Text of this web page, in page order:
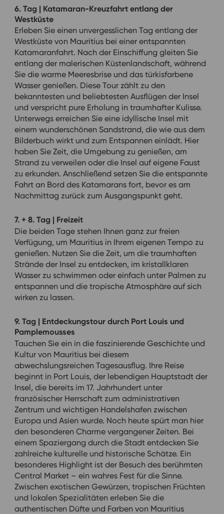
6. Tag | Katamaran-Kreuzfahrt entlang der
Westküste
Erleben Sie einen unvergesslichen Tag entlang der
Westküste von Mauritius bei einer entspannten
Katamaranfahrt. Nach der Einschiffung gleiten Sie
entlang der malerischen Küstenlandschaft, während
Sie die warme Meeresbrise und das türkisfarbene
Wasser genießen. Diese Tour zählt zu den
bekanntesten und beliebtesten Ausflügen der Insel
und verspricht pure Erholung in traumhafter Kulisse.
Unterwegs erreichen Sie eine idyllische Insel mit
einem wunderschönen Sandstrand, die wie aus dem
Bilderbuch wirkt und zum Entspannen einlädt. Hier
haben Sie Zeit, die Umgebung zu genießen, am
Strand zu verweilen oder die Insel auf eigene Faust
zu erkunden. Anschließend setzen Sie die entspannte
Fahrt an Bord des Katamarans fort, bevor es am
Nachmittag zurück zum Ausgangspunkt geht.
7. + 8. Tag | Freizeit
Die beiden Tage stehen Ihnen ganz zur freien
Verfügung, um Mauritius in Ihrem eigenen Tempo zu
genießen. Nutzen Sie die Zeit, um die traumhaften
Strände der Insel zu entdecken, im kristallklaren
Wasser zu schwimmen oder einfach unter Palmen zu
entspannen und die tropische Atmosphäre auf sich
wirken zu lassen.
9. Tag | Entdeckungstour durch Port Louis und
Pamplemousses
Tauchen Sie ein in die faszinierende Geschichte und
Kultur von Mauritius bei diesem
abwechslungsreichen Tagesausflug. Ihre Reise
beginnt in Port Louis, der lebendigen Hauptstadt der
Insel, die bereits im 17. Jahrhundert unter
französischer Herrschaft zum administrativen
Zentrum und wichtigen Handelshafen zwischen
Europa und Asien wurde. Noch heute spürt man hier
den besonderen Charme vergangener Zeiten. Bei
einem Spaziergang durch die Stadt entdecken Sie
zahlreiche kulturelle und historische Schätze. Ein
besonderes Highlight ist der Besuch des berühmten
Central Market – ein wahres Fest für die Sinne.
Zwischen exotischen Gewürzen, tropischen Früchten
und lokalen Spezialitäten erleben Sie die
authentischen Düfte und Farben von Mauritius